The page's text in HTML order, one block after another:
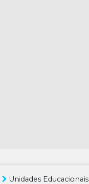
Unidades Educacionais